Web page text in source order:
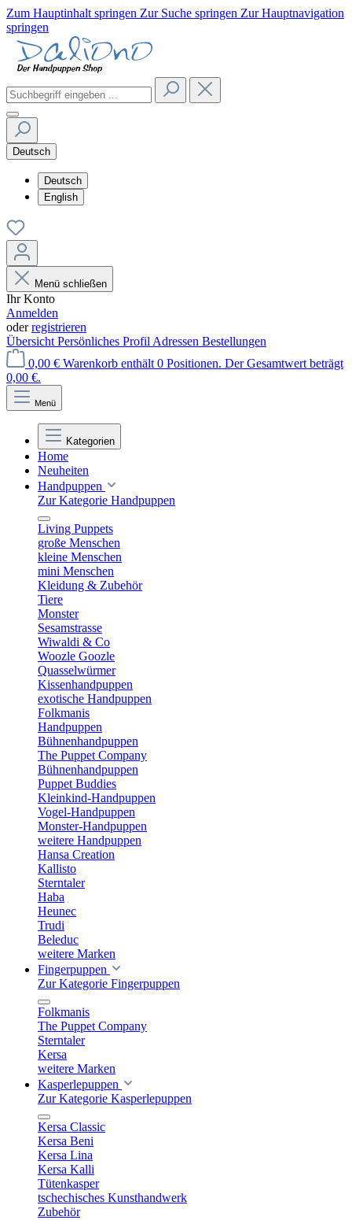
Zum Hauptinhalt springen Zur Suche springen Zur Hauptnavigation
springen
Deutsch
Deutsch
English
Menü schließen
Ihr Konto
Anmelden
oderregistrieren
Übersicht Persönliches Profil Adressen Bestellungen
0,00 € Warenkorb enthält 0 Positionen. Der Gesamtwert beträgt
0,00 €.
Menü
Kategorien
Home
Neuheiten
Handpuppen
Zur Kategorie Handpuppen
Living Puppets
große Menschen
kleine Menschen
mini Menschen
Kleidung & Zubehör
Tiere
Monster
Sesamstrasse
Wiwaldi & Co
Woozle Goozle
Quasselwürmer
Kissenhandpuppen
exotische Handpuppen
Folkmanis
Handpuppen
Bühnenhandpuppen
The Puppet Company
Bühnenhandpuppen
Puppet Buddies
Kleinkind-Handpuppen
Vogel-Handpuppen
Monster-Handpuppen
weitere Handpuppen
Hansa Creation
Kallisto
Sterntaler
Haba
Heunec
Trudi
Beleduc
weitere Marken
Fingerpuppen
Zur Kategorie Fingerpuppen
Folkmanis
The Puppet Company
Sterntaler
Kersa
weitere Marken
Kasperlepuppen
Zur Kategorie Kasperlepuppen
Kersa Classic
Kersa Beni
Kersa Lina
Kersa Kalli
Tütenkasper
tschechisches Kunsthandwerk
Zubehör